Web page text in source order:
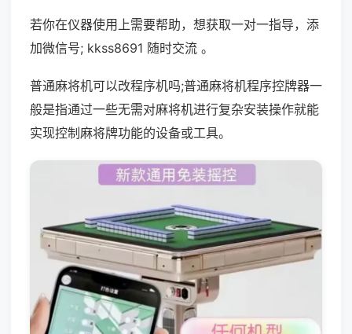
若你在仪器使用上需要帮助，想获取一对一指导，添
加微信号; kkss8691 随时交流 。
普通麻将机可以改程序机吗;普通麻将机程序控牌器一
般是指通过一些无需对麻将机进行复杂安装操作就能
实现控制麻将牌功能的设备或工具。